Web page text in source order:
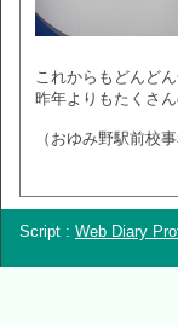
これからもどんど
昨年よりもたくさ
（おゆみ野駅前校
Script : Web Diary